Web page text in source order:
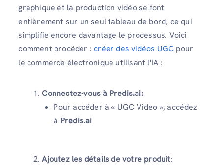
graphique et la production vidéo se font
entièrement sur un seul tableau de bord, ce qui
simplifie encore davantage le processus. Voici
comment procéder :créer des vidéos UGC pour
le commerce électronique utilisant l'IA :
Connectez-vous à Predis.ai:
Pour accéder à « UGC Video », accédez
à Predis.ai
Ajoutez les détails de votre produit: